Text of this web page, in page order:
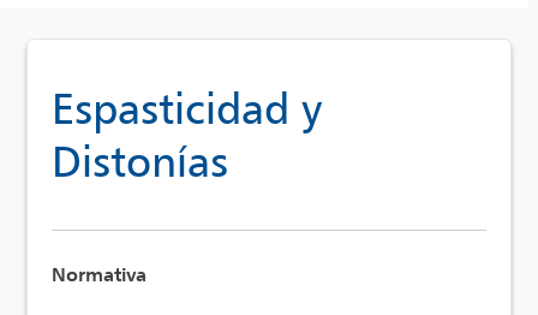
Espasticidad y
Distonías
Normativa